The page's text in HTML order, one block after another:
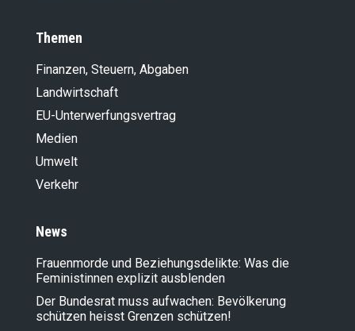
Themen
Finanzen, Steuern, Abgaben
Landwirt­schaft
EU-Unterwerfungsvertrag
Medien
Umwelt
Verkehr
News
Frauenmorde und Beziehungsdelikte: Was die
Feministinnen explizit ausblenden
Der Bundesrat muss aufwachen: Bevölkerung
schützen heisst Grenzen schützen!